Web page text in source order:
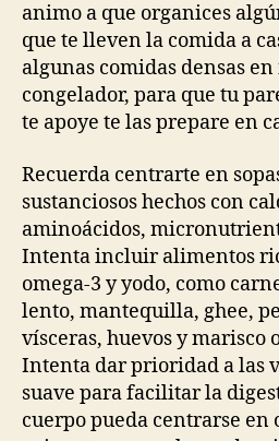
animo a que organices
que te lleven la comida a
algunas comidas densas
congelador, para que tu
te apoye te las prepare en
Recuerda centrarte en
sustanciosos hechos con
aminoácidos,
Intenta incluir alimentos
omega-3 y yodo, como
lento, mantequilla, ghee,
vísceras, huevos y marisco
Intenta dar prioridad a las
suave para facilitar la
cuerpo pueda centrarse en